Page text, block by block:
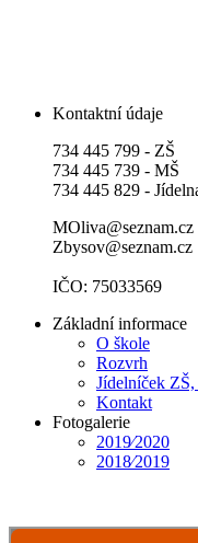
Kontaktní údaje
734 445 799 - ZŠ
734 445 739 - MŠ
734 445 829 -
MOliva@seznam.cz
Zbysov@seznam.cz
IČO: 75033569
Základní informace
O škole
Rozvrh
Jídelníček
Kontakt
Fotogalerie
2019⁄2020
2018⁄2019